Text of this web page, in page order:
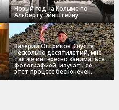
Новый год на Колыме по
Альберту Эйнштейну
Валерий Остриков: Спустя
несколько десятилетий, мне
так же интересно заниматься
фотографией, изучать ее,
этот процесс бесконечен.